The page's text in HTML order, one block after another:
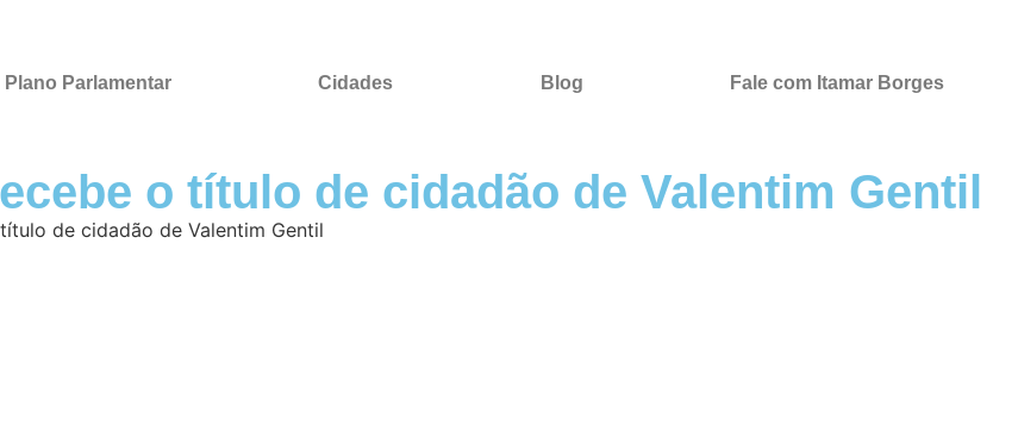
Plano Parlamentar Cidades Blog Fale com Itamar Borges
o título de cidadão de Valentim Gentil
de cidadão de Valentim Gentil